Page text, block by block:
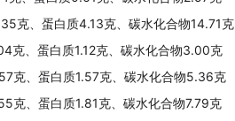
克、蛋白质4.13克、碳水化合物14.71克
克、蛋白质1.12克、碳水化合物3.00克
克、蛋白质1.57克、碳水化合物5.36克
克、蛋白质1.81克、碳水化合物7.79克